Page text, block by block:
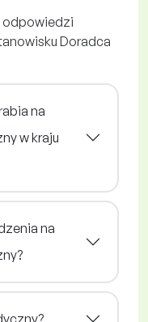
odpowiedzi
Doradca
na
w kraju
na